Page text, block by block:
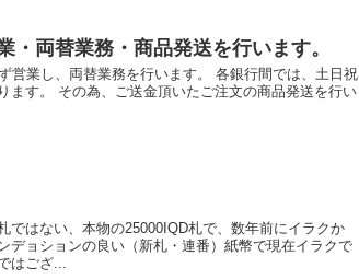
両替業務・商品発送を行います。
営業し、両替業務を行います。 各銀行間では、土日祝
ます。 その為、ご送金頂いたご注文の商品発送を行い
ではない、本物の25000IQD札で、数年前にイラクか
デョションの良い（新札・連番）紙幣で現在イラクで
はござ...